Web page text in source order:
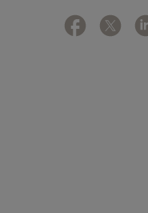
Facebook
si apresi